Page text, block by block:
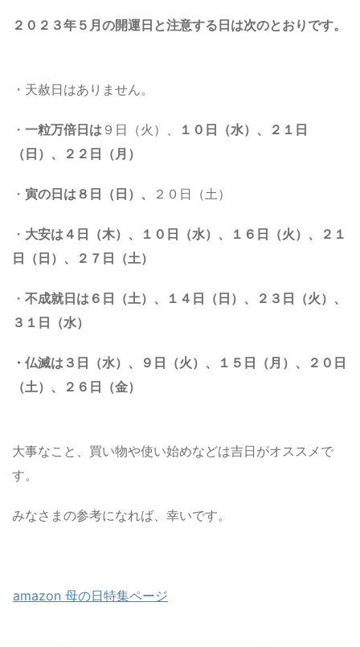
２０２３年５月の開運日と注意する日は次のとおりです。
・天赦日はありません。
・ 一粒万倍日は ９日（火）、 １０日（水）、
２１日
（日）、２２日（月）
・ 寅の日は ８日（日）、 ２０日（土）
・ 大安は ４日（木）、１０日（水）、１６日（火）、２１
日（日）、２７日（土）
・ 不成就日は ６ 日（土）、１４日（日）、２３日（火）、
３１日 （水）
・仏滅は ３日（水）、９日（火）、１５日（月）、２０日
（土）、２６日（金）
大事なこと、買い物や使い始めなどは吉日がオススメで
す。
みなさまの参考になれば、幸いです。
amazon 母の日特集ページ